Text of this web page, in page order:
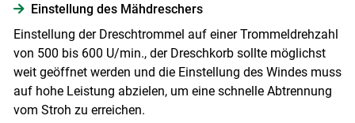
Einstellung des Mähdreschers
Einstellung der Dreschtrommel auf einer Trommeldrehzahl
von 500 bis 600 U/min., der Dreschkorb sollte möglichst
weit geöffnet werden und die Einstellung des Windes muss
auf hohe Leistung abzielen, um eine schnelle Abtrennung
vom Stroh zu erreichen.